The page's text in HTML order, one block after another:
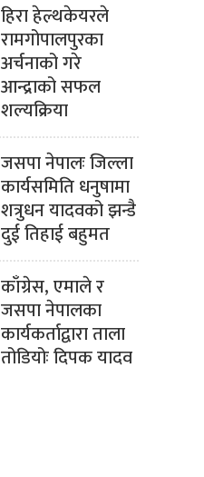
हिरा हेल्थकेयरले
रामगोपालपुरका
अर्चनाको गरे
आन्द्राको सफल
शल्यक्रिया
जसपा नेपालः जिल्ला
कार्यसमिति धनुषामा
शत्रुधन यादवको झन्डै
दुई तिहाई बहुमत
काँग्रेस, एमाले र
जसपा नेपालका
कार्यकर्ताद्वारा ताला
तोडियोः दिपक यादव